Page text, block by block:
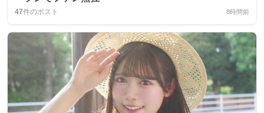
47件のポスト 8時間前